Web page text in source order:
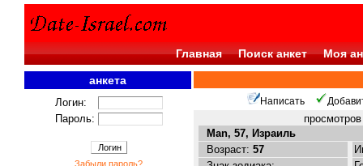
Главная Поиск анкет Моя
анкета
Логин:
Пароль:
Забыли пароль?
Написать
Man, 57, Израиль
Возраст: 57